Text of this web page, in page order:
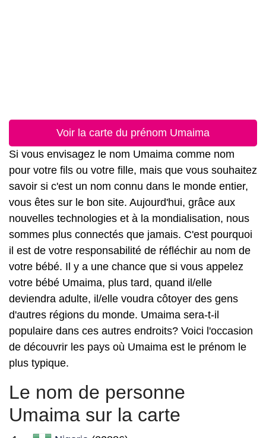
Voir la carte du prénom Umaima
Si vous envisagez le nom Umaima comme nom
pour votre fils ou votre fille, mais que vous souhaitez
savoir si c'est un nom connu dans le monde entier,
vous êtes sur le bon site. Aujourd'hui, grâce aux
nouvelles technologies et à la mondialisation, nous
sommes plus connectés que jamais. C'est pourquoi
il est de votre responsabilité de réfléchir au nom de
votre bébé. Il y a une chance que si vous appelez
votre bébé Umaima, plus tard, quand il/elle
deviendra adulte, il/elle voudra côtoyer des gens
d'autres régions du monde. Umaima sera-t-il
populaire dans ces autres endroits? Voici l'occasion
de découvrir les pays où Umaima est le prénom le
plus typique.
Le nom de personne
Umaima sur la carte